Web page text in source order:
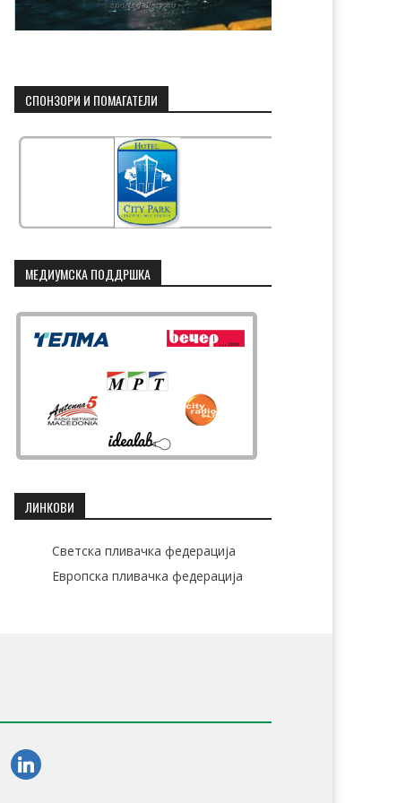
СПОНЗОРИ И ПОМАГАТЕЛИ
МЕДИУМСКА ПОДДРШКА
ЛИНКОВИ
Светска пливачка федерација
Европска пливачка федерација
linkedin